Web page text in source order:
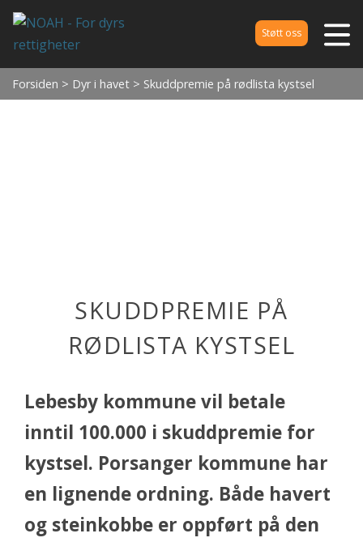
Støtt oss
Forsiden > Dyr i havet > Skuddpremie på rødlista kystsel
SKUDDPREMIE PÅ
RØDLISTA KYSTSEL
Lebesby kommune vil betale
inntil 100.000 i skuddpremie for
kystsel. Porsanger kommune har
en lignende ordning. Både havert
og steinkobbe er oppført på den